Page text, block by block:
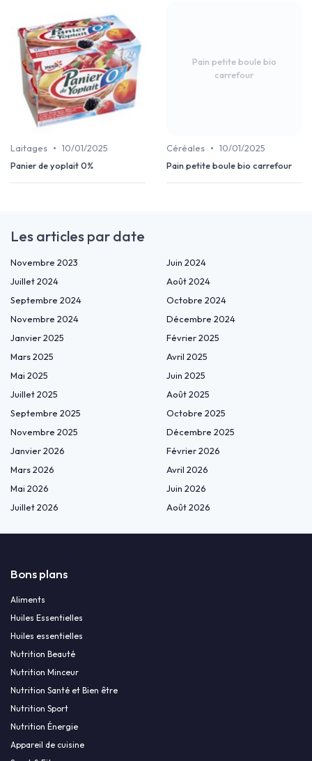
Laitages • 10/01/2025
Panier de yoplait 0%
Pain petite boule bio
carrefour
Céréales • 10/01/2025
Pain petite boule bio carrefour
Les articles par date
Novembre 2023
Juin 2024
Juillet 2024
Août 2024
Septembre 2024
Octobre 2024
Novembre 2024
Décembre 2024
Janvier 2025
Février 2025
Mars 2025
Avril 2025
Mai 2025
Juin 2025
Juillet 2025
Août 2025
Septembre 2025
Octobre 2025
Novembre 2025
Décembre 2025
Janvier 2026
Février 2026
Mars 2026
Avril 2026
Mai 2026
Juin 2026
Juillet 2026
Août 2026
Bons plans
Aliments
Huiles Essentielles
Huiles essentielles
Nutrition Beauté
Nutrition Minceur
Nutrition Santé et Bien être
Nutrition Sport
Nutrition Énergie
Appareil de cuisine